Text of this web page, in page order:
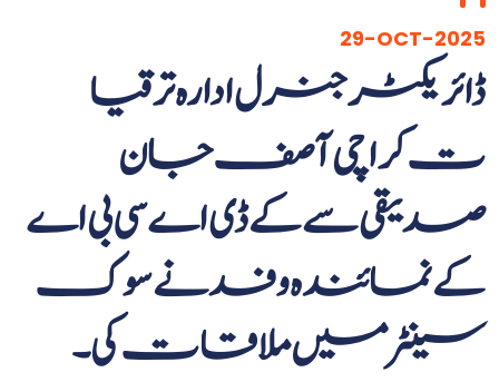
29-OCT-2025
ڈائریکٹر جنرل ادارہ ترقیا
ت کراچی آصف جان
صدیقی سے کے ڈی اے سی بی اے
کے نمائندہ وفد نے سوک
سینٹر میں ملاقات کی۔